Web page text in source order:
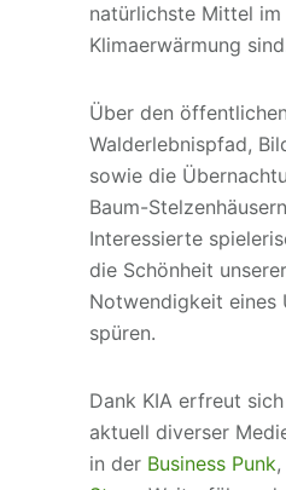
natürlichste Mittel
Klimaerwärmung
Über den öffentlichen
Walderlebnispfad,
sowie die
Baum-
Interessierte
die Schönheit
Notwendigkeit eines
spüren.
Dank KIA erfreut
aktuell diverser
in der Business Punk,